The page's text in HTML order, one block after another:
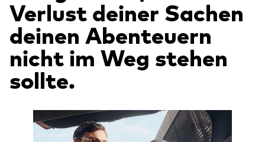
Verlust deiner Sachen
deinen Abenteuern
nicht im Weg stehen
sollte.